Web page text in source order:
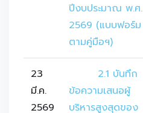
ปีงบประมาณ พ.ศ.
2569 (แบบฟอร์ม
ตามคู่มือฯ)
23
มี.ค.
2569
ข้อความเสนอผู้
บริหารสูงสุดของ